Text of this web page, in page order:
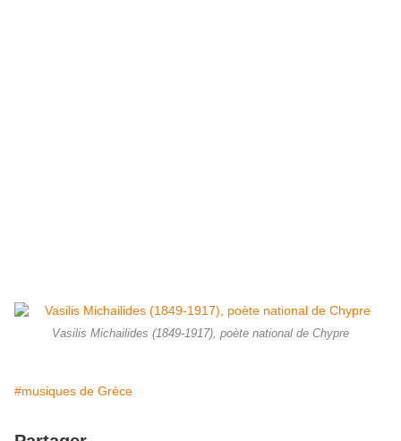
Vasilis Michailides (1849-1917), poète national de Chypre
#musiques de Grèce